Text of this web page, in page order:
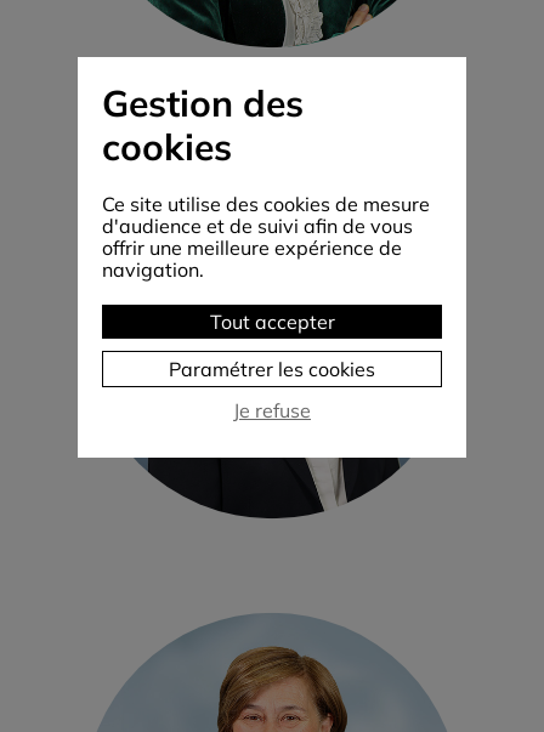
Gestion des
cookies
Ce site utilise des cookies de mesure
d'audience et de suivi afin de vous
offrir une meilleure expérience de
navigation.
Tout accepter
Paramétrer les cookies
Je refuse